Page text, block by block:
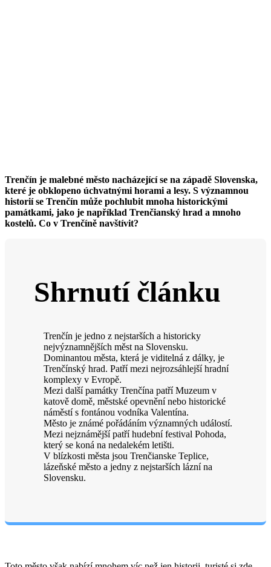
Trenčín je malebné město nacházející se na západě Slovenska,
které je obklopeno úchvatnými horami a lesy. S významnou
historií se Trenčín může pochlubit mnoha historickými
památkami, jako je například Trenčianský hrad a mnoho
kostelů. Co v Trenčíně navštívit?
Shrnutí článku
Trenčín je jedno z nejstarších a historicky
nejvýznamnějších měst na Slovensku.
Dominantou města, která je viditelná z dálky, je
Trenčínský hrad. Patří mezi nejrozsáhlejší hradní
komplexy v Evropě.
Mezi další památky Trenčína patří Muzeum v
katově domě, městské opevnění nebo historické
náměstí s fontánou vodníka Valentína.
Město je známé pořádáním významných událostí.
Mezi nejznámější patří hudební festival Pohoda,
který se koná na nedalekém letišti.
V blízkosti města jsou Trenčianske Teplice,
lázeňské město a jedny z nejstarších lázní na
Slovensku.